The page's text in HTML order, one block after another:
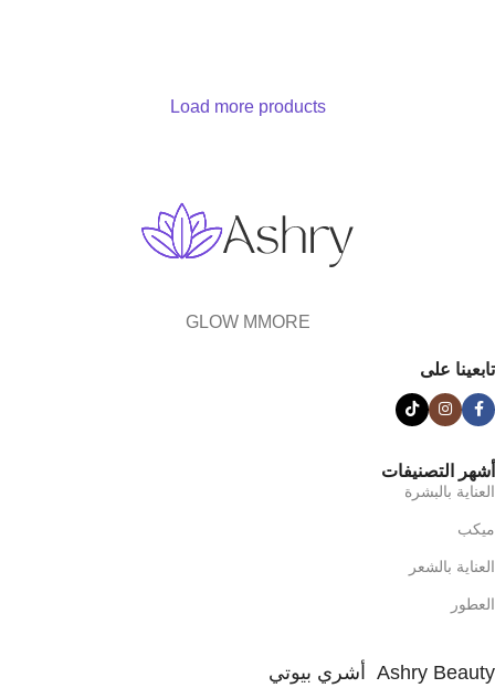
Load more products
GLOW MMORE
تابعينا على
أشهر التصنيفات
العناية بالبشرة
ميكب
العناية بالشعر
العطور
Ashry Beauty أشري بيوتي